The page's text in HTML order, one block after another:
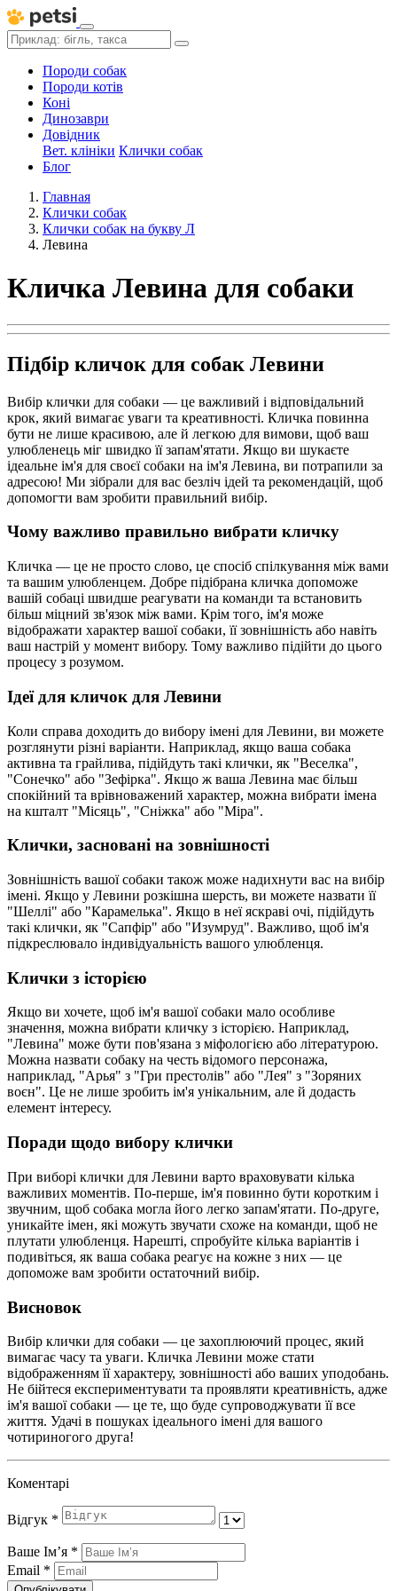
Породи собак
Породи котів
Коні
Динозаври
Довідник
Вет. клініки Клички собак
Блог
Главная
Клички собак
Клички собак на букву Л
Левина
Кличка Левина для собаки
Підбір кличок для собак Левини
Вибір клички для собаки — це важливий і відповідальний
крок, який вимагає уваги та креативності. Кличка повинна
бути не лише красивою, але й легкою для вимови, щоб ваш
улюбленець міг швидко її запам'ятати. Якщо ви шукаєте
ідеальне ім'я для своєї собаки на ім'я Левина, ви потрапили за
адресою! Ми зібрали для вас безліч ідей та рекомендацій, щоб
допомогти вам зробити правильний вибір.
Чому важливо правильно вибрати кличку
Кличка — це не просто слово, це спосіб спілкування між вами
та вашим улюбленцем. Добре підібрана кличка допоможе
вашій собаці швидше реагувати на команди та встановить
більш міцний зв'язок між вами. Крім того, ім'я може
відображати характер вашої собаки, її зовнішність або навіть
ваш настрій у момент вибору. Тому важливо підійти до цього
процесу з розумом.
Ідеї для кличок для Левини
Коли справа доходить до вибору імені для Левини, ви можете
розглянути різні варіанти. Наприклад, якщо ваша собака
активна та грайлива, підійдуть такі клички, як "Веселка",
"Сонечко" або "Зефірка". Якщо ж ваша Левина має більш
спокійний та врівноважений характер, можна вибрати імена
на кшталт "Місяць", "Сніжка" або "Міра".
Клички, засновані на зовнішності
Зовнішність вашої собаки також може надихнути вас на вибір
імені. Якщо у Левини розкішна шерсть, ви можете назвати її
"Шеллі" або "Карамелька". Якщо в неї яскраві очі, підійдуть
такі клички, як "Сапфір" або "Изумруд". Важливо, щоб ім'я
підкреслювало індивідуальність вашого улюбленця.
Клички з історією
Якщо ви хочете, щоб ім'я вашої собаки мало особливе
значення, можна вибрати кличку з історією. Наприклад,
"Левина" може бути пов'язана з міфологією або літературою.
Можна назвати собаку на честь відомого персонажа,
наприклад, "Арья" з "Гри престолів" або "Лея" з "Зоряних
воєн". Це не лише зробить ім'я унікальним, але й додасть
елемент інтересу.
Поради щодо вибору клички
При виборі клички для Левини варто враховувати кілька
важливих моментів. По-перше, ім'я повинно бути коротким і
звучним, щоб собака могла його легко запам'ятати. По-друге,
уникайте імен, які можуть звучати схоже на команди, щоб не
плутати улюбленця. Нарешті, спробуйте кілька варіантів і
подивіться, як ваша собака реагує на кожне з них — це
допоможе вам зробити остаточний вибір.
Висновок
Вибір клички для собаки — це захоплюючий процес, який
вимагає часу та уваги. Кличка Левини може стати
відображенням її характеру, зовнішності або ваших уподобань.
Не бійтеся експериментувати та проявляти креативність, адже
ім'я вашої собаки — це те, що буде супроводжувати її все
життя. Удачі в пошуках ідеального імені для вашого
чотириногого друга!
Коментарі
Відгук *
Ваше Імʼя *
Email *